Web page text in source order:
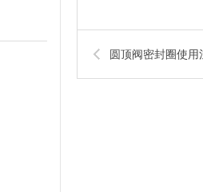
圆顶阀密封圈使